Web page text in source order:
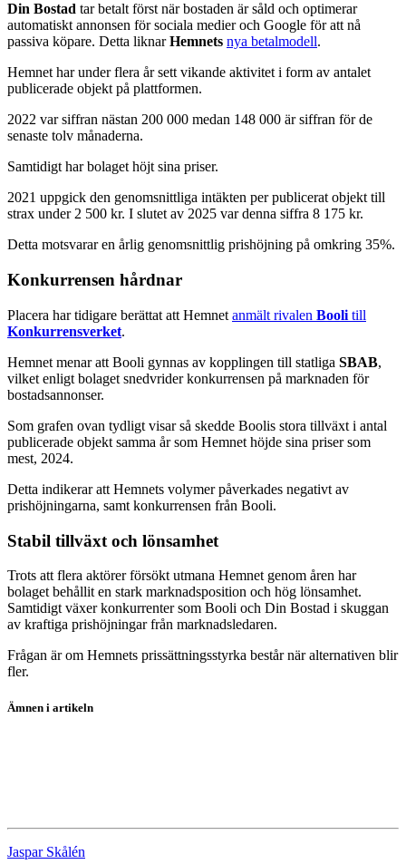
Din Bostad tar betalt först när bostaden är såld och optimerar
automatiskt annonsen för sociala medier och Google för att nå
passiva köpare. Detta liknarHemnets nya betalmodell.
Hemnet har under flera år sett vikande aktivitet i form av antalet
publicerade objekt på plattformen.
2022 var siffran nästan 200 000 medan 148 000 är siffran för de
senaste tolv månaderna.
Samtidigt har bolaget höjt sina priser.
2021 uppgick den genomsnittliga intäkten per publicerat objekt till
strax under 2 500 kr. I slutet av 2025 var denna siffra 8 175 kr.
Detta motsvarar en årlig genomsnittlig prishöjning på omkring 35%.
Konkurrensen hårdnar
Placera har tidigare berättat att Hemnet anmält rivalen Booli till
Konkurrensverket.
Hemnet menar att Booli gynnas av kopplingen till statliga SBAB,
vilket enligt bolaget snedvrider konkurrensen på marknaden för
bostadsannonser.
Som grafen ovan tydligt visar så skedde Boolis stora tillväxt i antal
publicerade objekt samma år som Hemnet höjde sina priser som
mest, 2024.
Detta indikerar att Hemnets volymer påverkades negativt av
prishöjningarna, samt konkurrensen från Booli.
Stabil tillväxt och lönsamhet
Trots att flera aktörer försökt utmana Hemnet genom åren har
bolaget behållit en stark marknadsposition och hög lönsamhet.
Samtidigt växer konkurrenter som Booli och Din Bostad i skuggan
av kraftiga prishöjningar från marknadsledaren.
Frågan är om Hemnets prissättningsstyrka består när alternativen blir
fler.
Ämnen i artikeln
Jaspar Skålén